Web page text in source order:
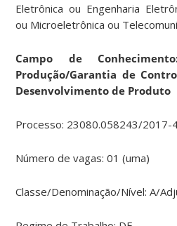
Eletrônica ou Engenharia
ou Microeletrônica ou
Campo de
Produção/Garantia de
Desenvolvimento de Produto
Processo: 23080.058243/2017-
Número de vagas: 01 (uma)
Classe/Denominação/Nível: A/